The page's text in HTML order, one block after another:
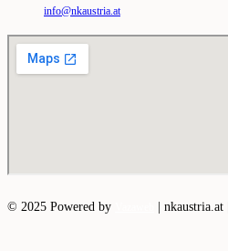
info@nkaustria.at
© 2025 Powered by nkaustria.at |